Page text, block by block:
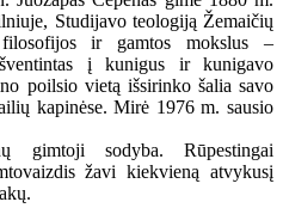
Studijavo teologiją Žemaičių
ir gamtos mokslus –
į kunigus ir kunigavo
poilsio vietą išsirinko šalia savo
kapinėse. Mirė 1976 m. sausio
gimtoji sodyba. Rūpestingai
žavi kiekvieną atvykusį